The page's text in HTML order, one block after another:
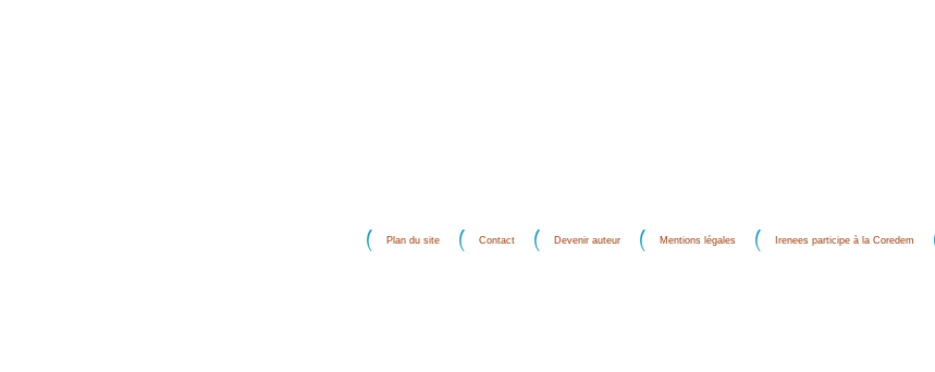
Plan du site Contact Devenir auteur Mentions légales Irenees participe à la Coredem